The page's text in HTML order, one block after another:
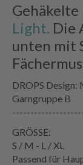
Gehäkelte
Light. Die
unten mit
DROPS
Garngruppe B
GRÖSSE:
S / M - L / XL
Passend für